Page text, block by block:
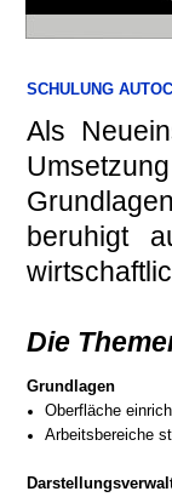
SCHULUNG
Als
beruhigt
Die
Grundlagen
Oberfläche
Arbeitsbereiche